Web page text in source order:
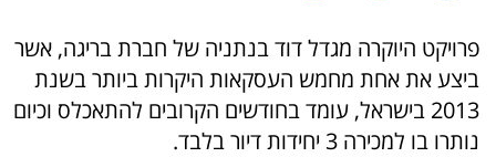
פרויקט היוקרה מגדל דוד בנתניה של חברת בריגה, אשר
ביצע את אחת מחמש העסקאות היקרות ביותר בשנת
2013 בישראל, עומד בחודשים הקרובים להתאכלס וכיום
נותרו בו למכירה 3 יחידות דיור בלבד.